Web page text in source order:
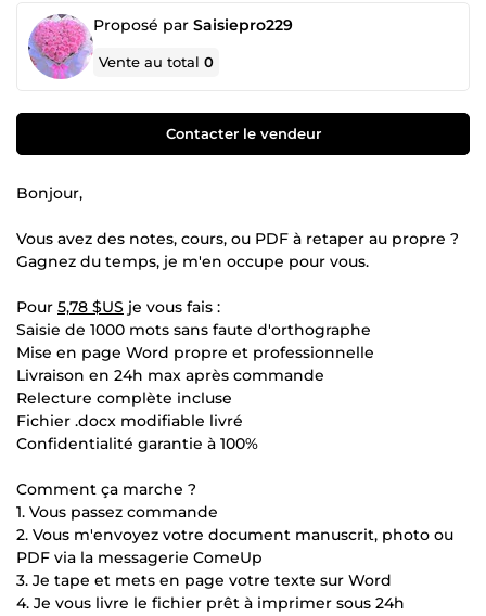
Proposé par Saisiepro229
Vente au total0
Contacter le vendeur
Bonjour,
Vous avez des notes, cours, ou PDF à retaper au propre ?
Gagnez du temps, je m'en occupe pour vous.
Pour 5,78 $US je vous fais :
Saisie de 1000 mots sans faute d'orthographe
Mise en page Word propre et professionnelle
Livraison en 24h max après commande
Relecture complète incluse
Fichier .docx modifiable livré
Confidentialité garantie à 100%
Comment ça marche ?
1. Vous passez commande
2. Vous m'envoyez votre document manuscrit, photo ou
PDF via la messagerie ComeUp
3. Je tape et mets en page votre texte sur Word
4. Je vous livre le fichier prêt à imprimer sous 24h